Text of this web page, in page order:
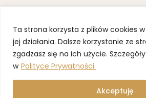
Ta strona korzysta z plików cookies
jej działania. Dalsze korzystanie ze
zgadzasz się na ich użycie.
w Polityce Prywatności.
Akceptuję
©2025 BLOND PANI